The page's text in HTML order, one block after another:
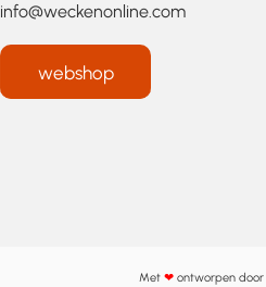
info@weckenonline.com
webshop
Met ❤ontworpen door